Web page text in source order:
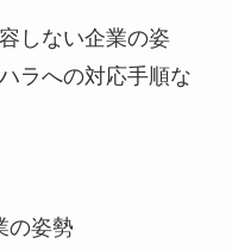
しない企業の姿
ラへの対応手順な
の姿勢